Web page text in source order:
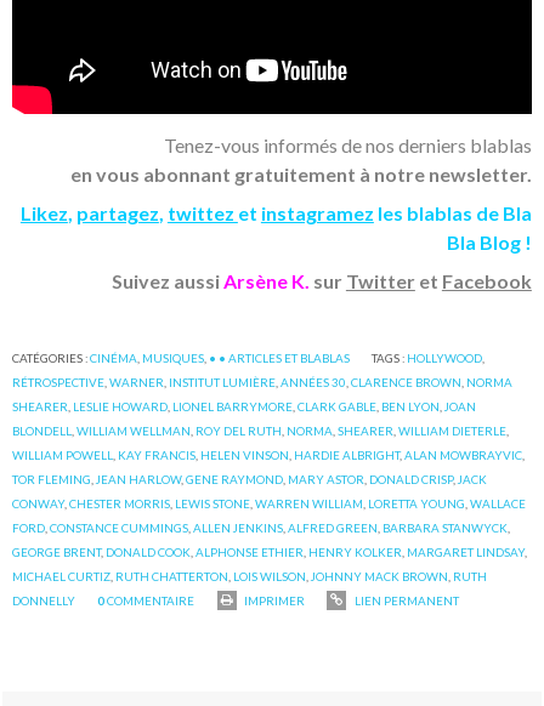
Tenez-vous informés de nos derniers blablas
en vous abonnant gratuitement à notre newsletter.
Likez, partagez, twittez et instagramez les blablas de Bla
Bla Blog !
Suivez aussiArsène K. sur Twitter et Facebook
CATÉGORIES :CINÉMA MUSIQUES • • ARTICLES ET BLABLAS TAGS : HOLLYWOOD
RÉTROSPECTIVE ,WARNER INSTITUT LUMIÈRE ,ANNÉES 30 ,CLARENCE BROWN NORMA
SHEARER LESLIE HOWARD LIONEL BARRYMORE ,CLARK GABLE BEN LYON JOAN
BLONDELL ,WILLIAM WELLMAN ROY DEL RUTH NORMA ,SHEARER ,WILLIAM DIETERLE
WILLIAM POWELL
KAY FRANCIS HELEN VINSON HARDIE ALBRIGHT,ALAN MOWBRAYVIC
TOR FLEMING JEAN HARLOW,GENE RAYMOND MARY ASTOR DONALD CRISP, JACK
CONWAY,CHESTER MORRIS LEWIS STONE ,WARREN WILLIAM LORETTA YOUNG ,WALLACE
FORD ,CONSTANCE CUMMINGS ,ALLEN JENKINS ,ALFRED GREEN BARBARA STANWYCK
GEORGE BRENT, DONALD COOK ,ALPHONSE ETHIER HENRY KOLKER MARGARET LINDSAY,
MICHAEL CURTIZ RUTH CHATTERTON LOIS WILSON JOHNNY MACK BROWN RUTH
DONNELLY
0COMMENTAIRE IMPRIMER LIEN PERMANENT